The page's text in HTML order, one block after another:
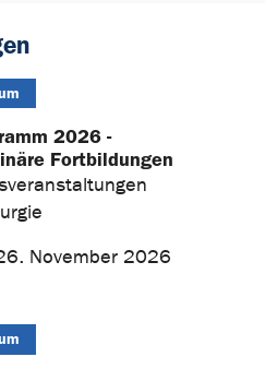
2026 -
Fortbildungen
November 2026